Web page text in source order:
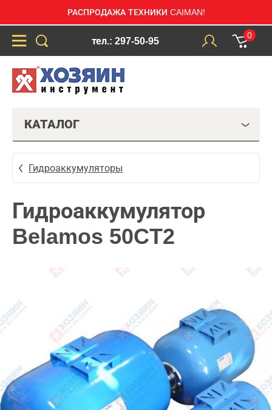
РАСПРОДАЖА ТЕХНИКИ CAIMAN!
тел.: 297-50-95
0
КАТАЛОГ
Гидроаккумуляторы
Гидроаккумулятор
Belamos 50CT2